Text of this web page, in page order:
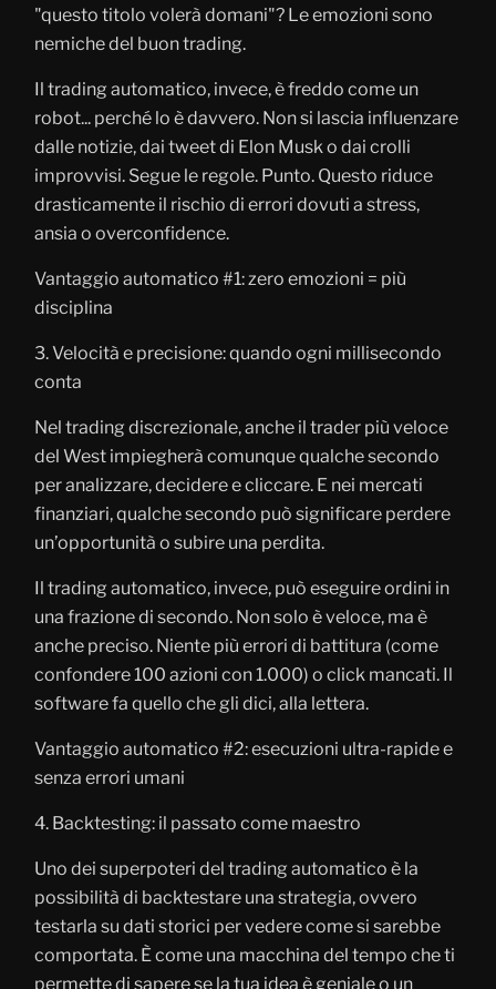
"questo titolo volerà domani"? Le emozioni sono
nemiche del buon trading.
Il trading automatico, invece, è freddo come un
robot... perché lo è davvero. Non si lascia influenzare
dalle notizie, dai tweet di Elon Musk o dai crolli
improvvisi. Segue le regole. Punto. Questo riduce
drasticamente il rischio di errori dovuti a stress,
ansia o overconfidence.
Vantaggio automatico #1: zero emozioni = più
disciplina
3. Velocità e precisione: quando ogni millisecondo
conta
Nel trading discrezionale, anche il trader più veloce
del West impiegherà comunque qualche secondo
per analizzare, decidere e cliccare. E nei mercati
finanziari, qualche secondo può significare perdere
un’opportunità o subire una perdita.
Il trading automatico, invece, può eseguire ordini in
una frazione di secondo. Non solo è veloce, ma è
anche preciso. Niente più errori di battitura (come
confondere 100 azioni con 1.000) o click mancati. Il
software fa quello che gli dici, alla lettera.
Vantaggio automatico #2: esecuzioni ultra-rapide e
senza errori umani
4. Backtesting: il passato come maestro
Uno dei superpoteri del trading automatico è la
possibilità di backtestare una strategia, ovvero
testarla su dati storici per vedere come si sarebbe
comportata. È come una macchina del tempo che ti
permette di sapere se la tua idea è geniale o un